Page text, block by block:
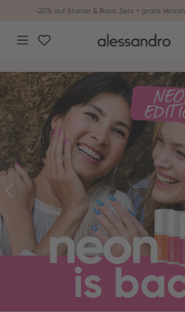
Zum Hauptinhalt springen
-20% auf Starter & Basic Sets + gratis
Du hast 0 Produkte auf dem
Bildergalerie überspringen